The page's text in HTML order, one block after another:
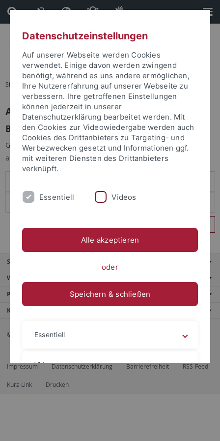
Direkt
zum
Inhalt
Direkt
zur
Fußleiste
Sie sind hier: Startseite
Anmelden
Benutzeranmeldung
Geben Sie Ihren Benutzernamen und Ihr Passwort an um sich
anzumelden:
Service
Weitere Angebote
Portale
Kontaktinfo
© 2026 Eberhard Karls Universität Tübingen, Tübingen
Impressum Datenschutzerklärung Barrierefreiheit RSS-Feed
Kurz-Link Drucken
Datenschutzeinstellungen
Auf unserer Webseite werden Cookies
verwendet. Einige davon werden zwingend
benötigt, während es uns andere ermöglichen,
Ihre Nutzererfahrung auf unserer Webseite zu
verbessern. Ihre getroffenen Einstellungen
können jederzeit in unserer
Datenschutzerklärung bearbeitet werden. Mit
den Cookies zur Videowiedergabe werden auch
Cookies des Drittanbieters zu Targeting- und
Werbezwecken gesetzt und Informationen ggf.
mit weiteren Diensten des Drittanbieters
verknüpft.
Essentiell Videos
Alle akzeptieren
oder
Speichern & schließen
Essentiell
Videos